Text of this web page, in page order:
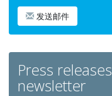
发送邮件
Press
newsletter